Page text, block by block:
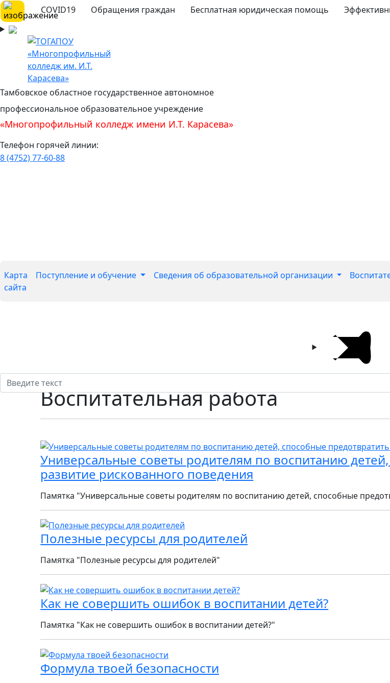
COVID19 Обращения граждан Бесплатная юридическая помощь
Тамбовское областное государственное автономное
профессиональное образовательное учреждение
«Многопрофильный колледж имени И.Т. Карасева»
Телефон горячей линии:
8 (4752) 77-60-88
Карта
сайта
Поступление и обучение Сведения об образовательной организации
Воспитательная работа
Универсальные советы родителям по воспитанию
развитие рискованного поведения
Памятка "Универсальные советы родителям по воспитанию детей, способные
Полезные ресурсы для родителей
Памятка "Полезные ресурсы для родителей"
Как не совершить ошибок в воспитании детей?
Памятка "Как не совершить ошибок в воспитании детей?"
Формула твоей безопасности